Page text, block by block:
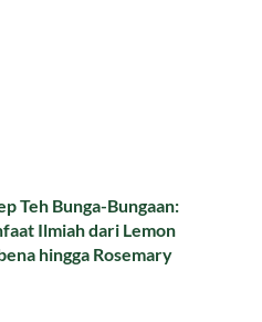
Teh Bunga-Bungaan:
Ilmiah dari Lemon
hingga Rosemary